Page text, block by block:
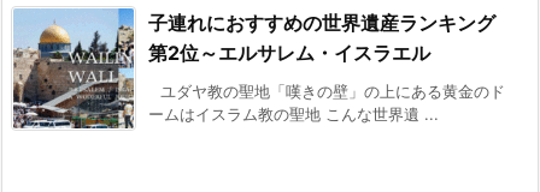
子連れにおすすめの世界遺産ランキング
第2位～エルサレム・イスラエル
ユダヤ教の聖地「嘆きの壁」の上にある黄金のド
ームはイスラム教の聖地 こんな世界遺 ...